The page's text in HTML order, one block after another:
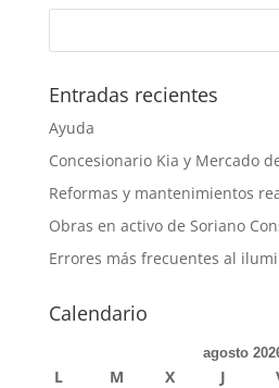
Entradas recientes
Ayuda
Concesionario Kia y Mercado
Reformas y mantenimientos
Obras en activo de Soriano
Errores más frecuentes al
Calendario
agosto
L M X J